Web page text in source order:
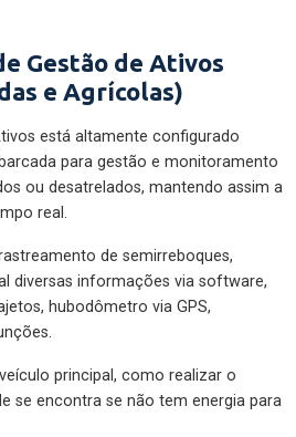
Gestão de Ativos
e Agrícolas)
está altamente configurado
para gestão e monitoramento
ou desatrelados, mantendo assim a
real.
de semirreboques,
diversas informações via software,
hubodômetro via GPS,
principal, como realizar o
se encontra se não tem energia para